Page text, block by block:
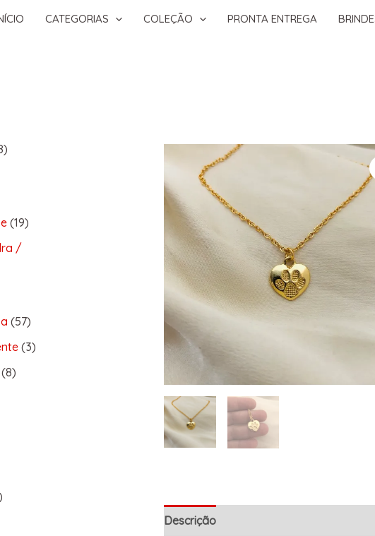
CATEGORIAS COLEÇÃO PRONTA ENTREGA
19
/
57
3
8
Descrição